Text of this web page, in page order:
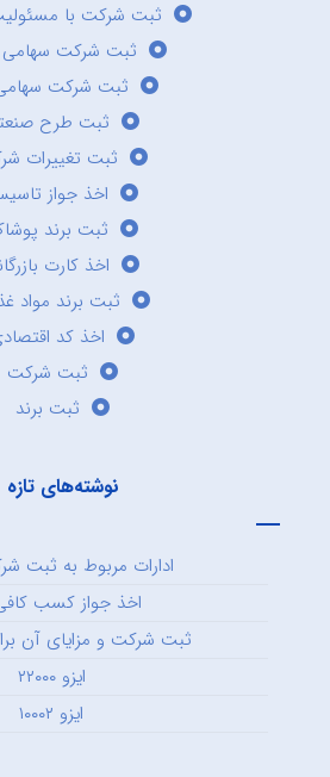
ثبت شرکت با
ثبت شرکت
ثبت شرکت
ثبت طرح
ثبت تغییرات
اخذ جواز
ثبت برند
اخذ کارت
ثبت برند مواد
اخذ کد
ثبت شرکت
ثبت برند
نوشته‌های تازه
ادارات مربوط به ثبت
اخذ جواز کسب
ثبت شرکت و مزایای آن
ایزو ۲۲۰۰۰
ایزو ۱۰۰۰۲